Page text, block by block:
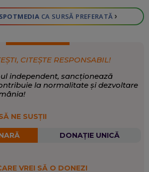
SPOTMEDIA CA SURSĂ PREFERATĂ ›
CITEȘTE RESPONSABIL!
independent, sancționează
la normalitate și dezvoltare
NE SUSȚII
DONAȚIE UNICĂ
VREI SĂ O DONEZI